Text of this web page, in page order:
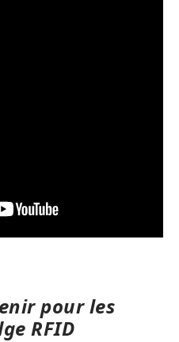
pour les
RFID